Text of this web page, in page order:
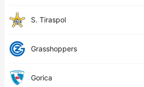
S. Tiraspol
Grasshoppers
Gorica